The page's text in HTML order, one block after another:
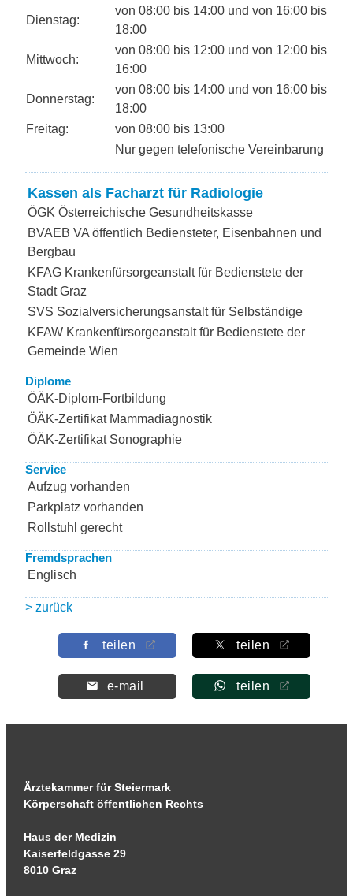
Dienstag:
von 08:00 bis 14:00 und von 16:00 bis
18:00
Mittwoch:
von 08:00 bis 12:00 und von 12:00 bis
16:00
Donnerstag:
von 08:00 bis 14:00 und von 16:00 bis
18:00
Freitag:
von 08:00 bis 13:00
Nur gegen telefonische Vereinbarung
Kassen als Facharzt für Radiologie
ÖGK Österreichische Gesundheitskasse
BVAEB VA öffentlich Bediensteter, Eisenbahnen und
Bergbau
KFAG Krankenfürsorgeanstalt für Bedienstete der
Stadt Graz
SVS Sozialversicherungsanstalt für Selbständige
KFAW Krankenfürsorgeanstalt für Bedienstete der
Gemeinde Wien
Diplome
ÖÄK-Diplom-Fortbildung
ÖÄK-Zertifikat Mammadiagnostik
ÖÄK-Zertifikat Sonographie
Service
Aufzug vorhanden
Parkplatz vorhanden
Rollstuhl gerecht
Fremdsprachen
Englisch
> zurück
teilen teilen
e-mail teilen
Ärztekammer für Steiermark
Körperschaft öffentlichen Rechts
Haus der Medizin
Kaiserfeldgasse 29
8010 Graz